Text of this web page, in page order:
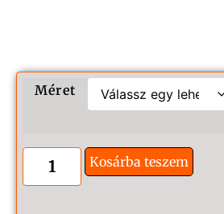
Méret
Kosárba teszem